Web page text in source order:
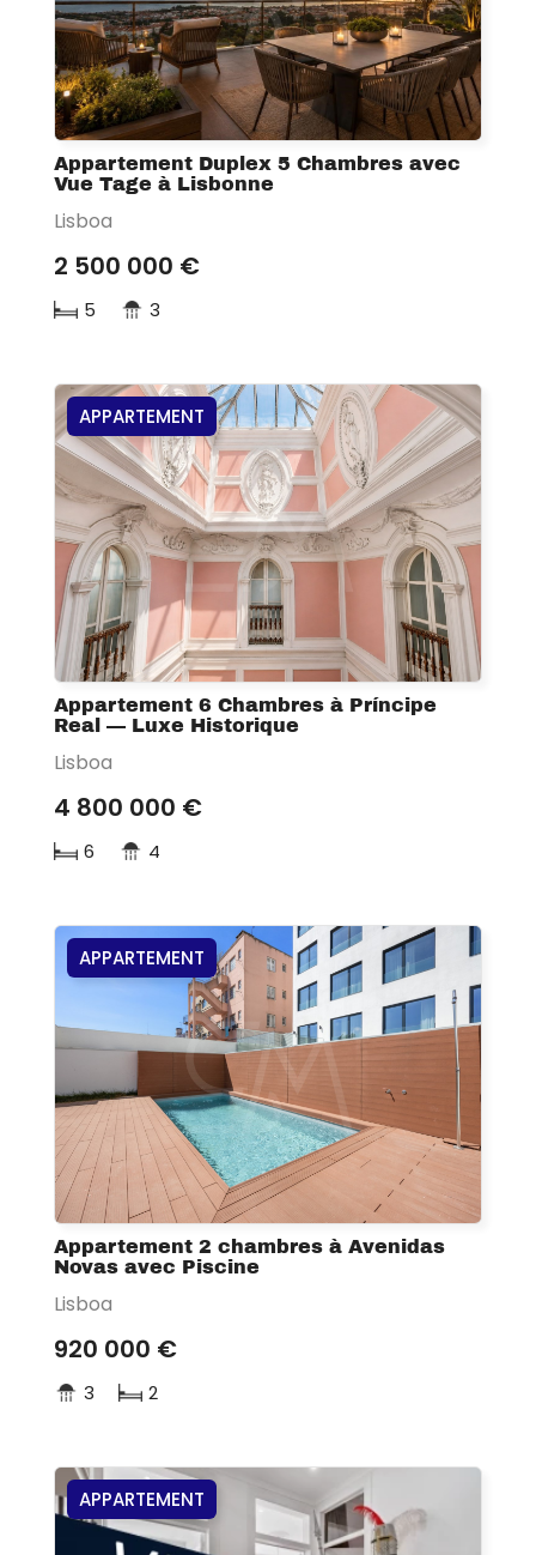
Appartement Duplex 5 Chambres avec
Vue Tage à Lisbonne
Lisboa
2 500 000 €
5 3
APPARTEMENT
Appartement 6 Chambres à Príncipe
Real — Luxe Historique
Lisboa
4 800 000 €
6 4
APPARTEMENT
Appartement 2 chambres à Avenidas
Novas avec Piscine
Lisboa
920 000 €
3 2
APPARTEMENT